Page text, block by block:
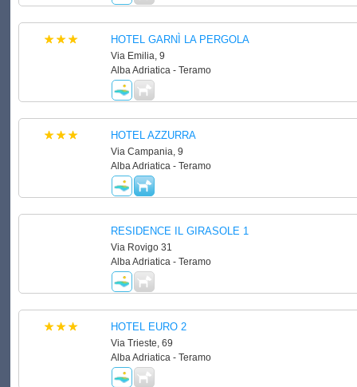
HOTEL GARNÌ LA PERGOLA
Via Emilia, 9
Alba Adriatica - Teramo
HOTEL AZZURRA
Via Campania, 9
Alba Adriatica - Teramo
RESIDENCE IL GIRASOLE 1
Via Rovigo 31
Alba Adriatica - Teramo
HOTEL EURO 2
Via Trieste, 69
Alba Adriatica - Teramo